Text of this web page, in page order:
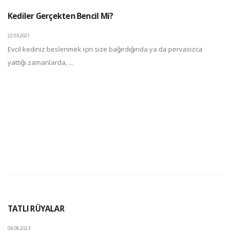
Kediler Gerçekten Bencil Mi?
22.03.2021
Evcil kediniz beslenmek için size bağırdığında ya da pervasızca
yattığı zamanlarda, ...
TATLI RÜYALAR
04.08.2023